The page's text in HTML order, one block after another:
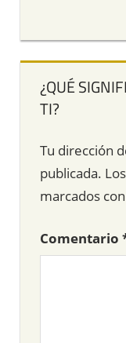
¿QUÉ
TI?
Tu dirección
publicada.
marcados con
Comentario